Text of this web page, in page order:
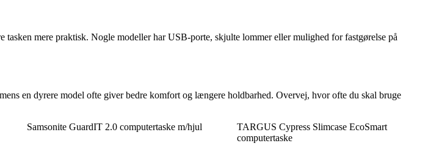
mere praktisk. Nogle modeller har USB-porte, skjulte lommer eller mulighed for fastgørelse på
en dyrere model ofte giver bedre komfort og længere holdbarhed. Overvej, hvor ofte du skal bruge
Samsonite GuardIT 2.0 computertaske m/hjul
TARGUS Cypress Slimcase EcoSmart
computertaske